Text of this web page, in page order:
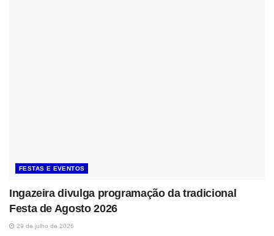
FESTAS E EVENTOS
Ingazeira divulga programação da tradicional
Festa de Agosto 2026
29 de julho de 2026